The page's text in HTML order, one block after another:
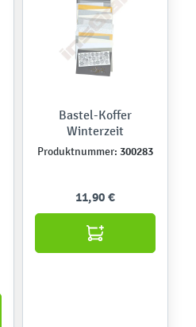
Bastel-Koffer
Winterzeit
Produktnummer: 300283
11,90 €